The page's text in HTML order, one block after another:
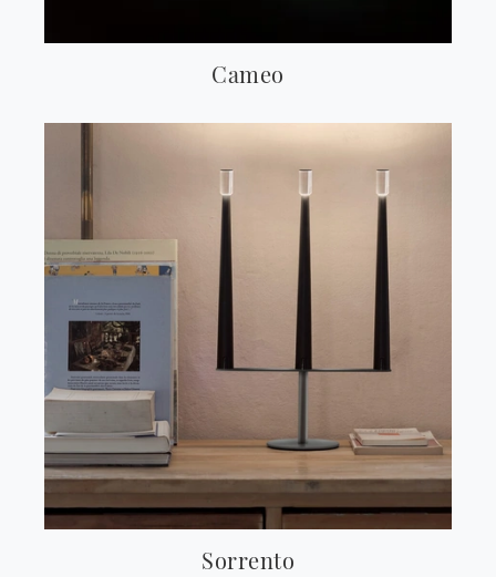
Cameo
Sorrento